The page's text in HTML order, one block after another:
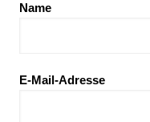
Name
E-Mail-Adresse